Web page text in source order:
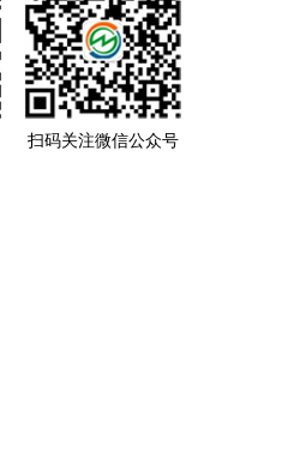
扫码关注微信公众号